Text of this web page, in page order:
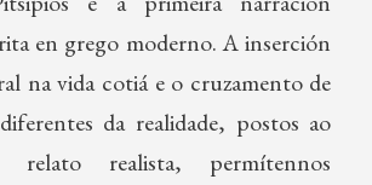
en grego moderno. A inserción
na vida cotiá e o cruzamento de
da realidade, postos ao
relato realista, permítennos